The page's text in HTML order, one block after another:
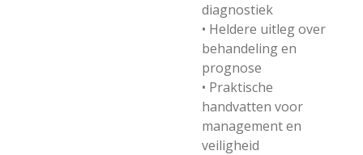
diagnostiek
• Heldere uitleg over
behandeling en
prognose
• Praktische
handvatten voor
management en
veiligheid